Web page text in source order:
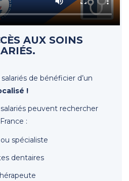
AUX SOINS
de bénéficier d’un
!
peuvent rechercher
:
spécialiste
dentaires